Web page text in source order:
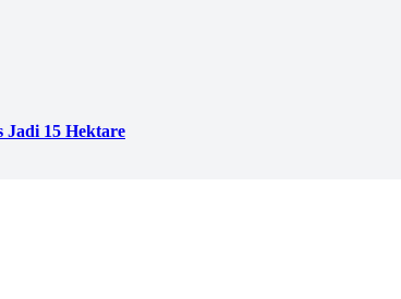
15 Hektare